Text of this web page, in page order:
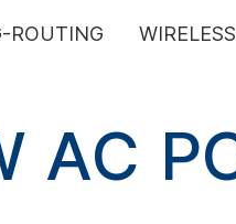
ROUTING
AC